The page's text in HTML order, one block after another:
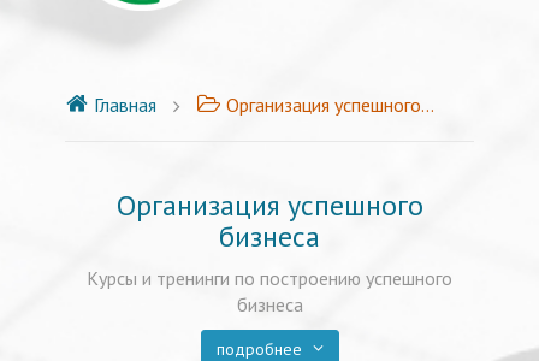
Главная Организация успешного бизнеса
Организация успешного
бизнеса
Курсы и тренинги по построению успешного
бизнеса
подробнее